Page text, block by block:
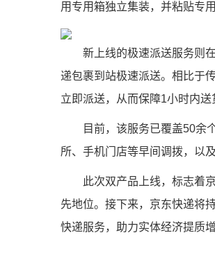
用专用箱独立集装，并粘贴专
新上线的极速派送服务则
递包裹到站极速派送。相比于
立即派送，从而保障1小时内送
目前，该服务已覆盖50余
所、手机门店等早间调拨，以
此次双产品上线，标志着
先地位。接下来，京东快递将
快递服务，助力实体经济提质